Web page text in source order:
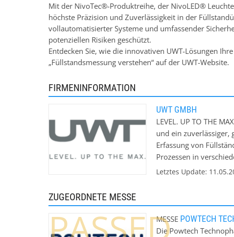
Mit der NivoTec®-Produktreihe, der NivoLED®
höchste Präzision und Zuverlässigkeit in der
vollautomatisierter Systeme und umfassender
potenziellen Risiken geschützt.
Entdecken Sie, wie die innovativen UWT-Lösungen
„Füllstandsmessung verstehen“ auf der UWT-Website.
FIRMENINFORMATION
UWT GMBH
LEVEL. UP TO THE
und ein zuverlässiger,
Erfassung von
Prozessen in
Pasten oder
USA, China, Indien,
mittlerweile mehrere
für Füllstandmessung
Letztes Update:
ZUGEORDNETE MESSE
MESSE POWTECH
Die Powtech